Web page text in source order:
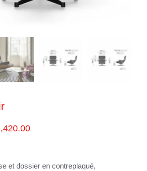
et dossier en contreplaqué,